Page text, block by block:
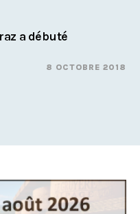
a débuté
8 OCTOBRE 2018